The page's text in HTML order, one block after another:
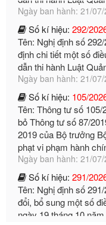
Số kí hiệu:292/
Tên: Nghị định số
định chi tiết một số
dẫn thi hành Luật
Ngày ban hành: 21/07/
Số kí hiệu:105/
Tên: Thông tư số
bỏ Thông tư số 87/
2019 của Bộ trưởng
phạt vi phạm hành
Ngày ban hành: 21/07/
Số kí hiệu:291/
Tên: Nghị định số
đổi, bổ sung một số
ngày 19 tháng 10
phạt vi phạm hành
sung bởi Nghị định